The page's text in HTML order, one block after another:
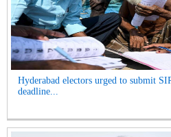
Hyderabad electors urged to submit
deadline...